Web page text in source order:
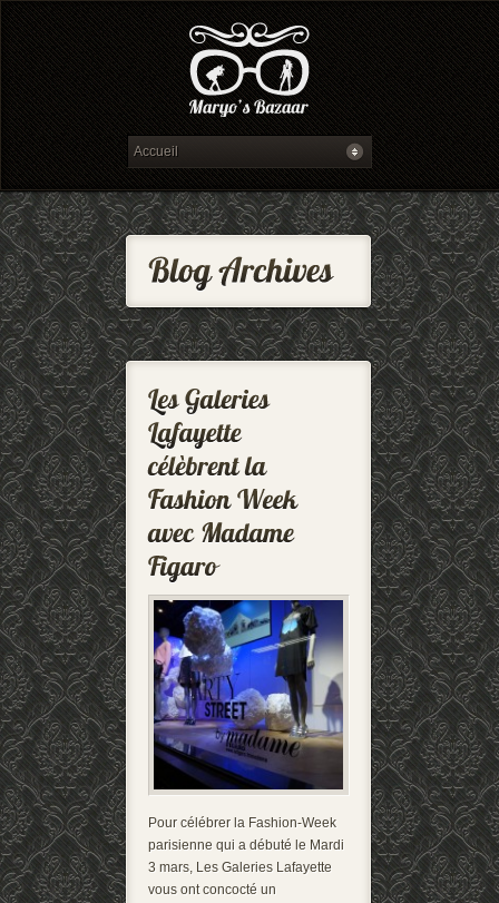
Pour célébrer la Fashion-Week
parisienne qui a débuté le Mardi
3 mars, Les Galeries Lafayette
vous ont concocté un